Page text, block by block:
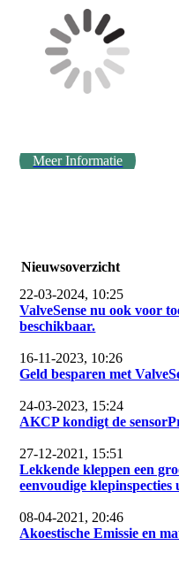
Meer Informatie
Nieuwsoverzicht
22-03-2024, 10:25
ValveSense nu ook voor
beschikbaar.
16-11-2023, 10:26
Geld besparen met
24-03-2023, 15:24
AKCP kondigt de
27-12-2021, 15:51
Lekkende kleppen een
eenvoudige
08-04-2021, 20:46
Akoestische Emissie en